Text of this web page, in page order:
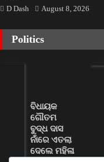
D Dash August 8, 2026
Politics
ବିଧାୟକ
ଗୌତମ
ବୁଦ୍ଧ ଦାସ
ନାଁରେ ଏତଲା
ଦେଲେ ମହିଳା